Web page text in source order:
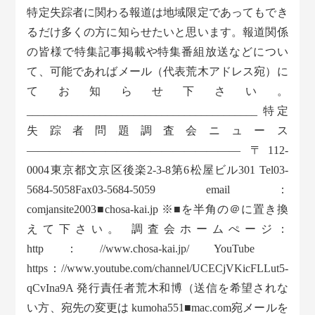
特定失踪者に関わる報道は地域限定であってもでき
るだけ多くの方に知らせたいと思います。報道関係
の皆様で特集記事掲載や特集番組放送などについ
て、可能であればメール（代表荒木アドレス宛）に
てお知らせ下さい。
_________________________________________ 特定
失踪者問題調査会ニュース
——————————————————— 〒112-
0004東京都文京区後楽2-3-8第6松屋ビル301 Tel03-
5684-5058Fax03-5684-5059 email：
comjansite2003■chosa-kai.jp ※■を半角の＠に置き換
えて下さい。 調査会ホームぺージ：
http：//www.chosa-kai.jp/ YouTube
https：//www.youtube.com/channel/UCECjVKicFLLut5-
qCvIna9A 発行責任者荒木和博（送信を希望されな
い方、宛先の変更は kumoha551■mac.com宛メールを